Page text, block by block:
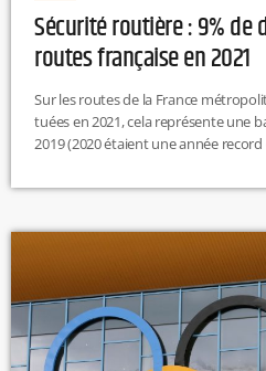
Sécurité routière : 9% de
routes française en 2021
Sur les routes de la France
tuées en 2021, cela représente une
2019 (2020 étaient une année
la seconde année consécutive, le
l'inverse, le nombre […]